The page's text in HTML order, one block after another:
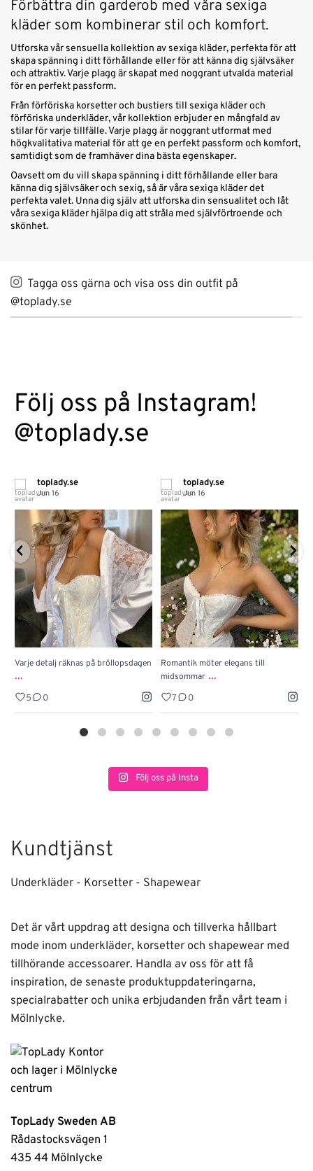
Förbättra din garderob med våra sexiga
kläder som kombinerar stil och komfort.
Utforska vår sensuella kollektion av sexiga kläder, perfekta för att
skapa spänning i ditt förhållande eller för att känna dig självsäker
och attraktiv. Varje plagg är skapat med noggrant utvalda material
för en perfekt passform.
Från förföriska korsetter och bustiers till sexiga kläder och
förföriska underkläder, vår kollektion erbjuder en mångfald av
stilar för varje tillfälle. Varje plagg är noggrant utformat med
högkvalitativa material för att ge en perfekt passform och komfort,
samtidigt som de framhäver dina bästa egenskaper.
Oavsett om du vill skapa spänning i ditt förhållande eller bara
känna dig självsäker och sexig, så är våra sexiga kläder det
perfekta valet. Unna dig själv att utforska din sensualitet och låt
våra sexiga kläder hjälpa dig att stråla med självförtroende och
skönhet.
Tagga oss gärna och visa oss din outfit på
@toplady.se
Följ oss på Instagram!
@toplady.se
toplady.se
Jun 16
Varje detalj räknas på bröllopsdagen
...
5 0
toplady.se
Jun 16
Romantik möter elegans till
midsommar ...
7 0
Följ oss på Insta
Kundtjänst
Underkläder - Korsetter - Shapewear
Det är vårt uppdrag att designa och tillverka hållbart
mode inom underkläder, korsetter och shapewear med
tillhörande accessoarer. Handla av oss för att få
inspiration, de senaste produktuppdateringarna,
specialrabatter och unika erbjudanden från vårt team i
Mölnlycke.
TopLady Sweden AB
Rådastocksvägen 1
435 44 Mölnlycke